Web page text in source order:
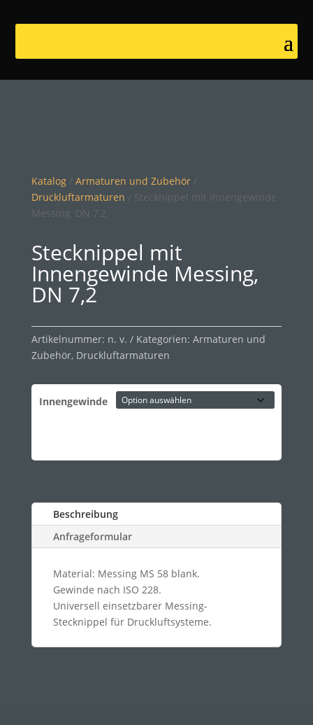
Katalog/ Armaturen und Zubehör/
Druckluftarmaturen / Stecknippel mit Innengewinde
Messing, DN 7,2
Stecknippel mit
Innengewinde Messing,
DN 7,2
Artikelnummer: n. v. Kategorien: Armaturen und
Zubehör, Druckluftarmaturen
Innengewinde
Beschreibung
Anfrageformular
Material: Messing MS 58 blank.
Gewinde nach ISO 228.
Universell einsetzbarer Messing-
Stecknippel für Druckluftsysteme.